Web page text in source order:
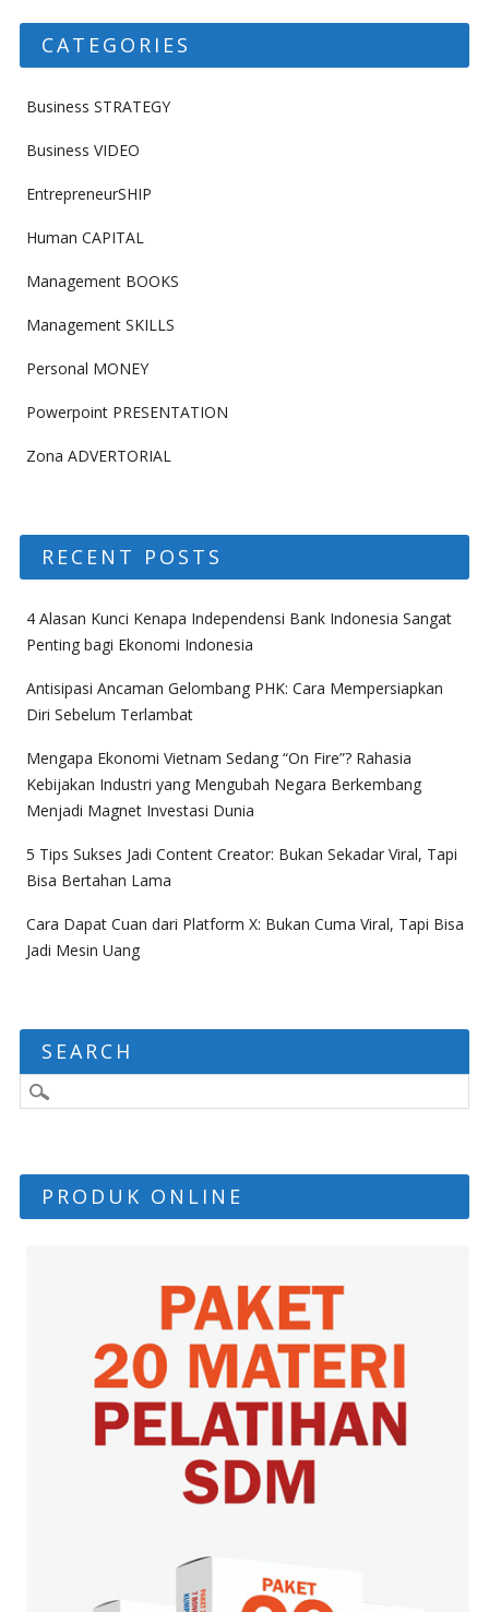
CATEGORIES
Business STRATEGY
Business VIDEO
EntrepreneurSHIP
Human CAPITAL
Management BOOKS
Management SKILLS
Personal MONEY
Powerpoint PRESENTATION
Zona ADVERTORIAL
RECENT POSTS
4 Alasan Kunci Kenapa Independensi Bank Indonesia Sangat
Penting bagi Ekonomi Indonesia
Antisipasi Ancaman Gelombang PHK: Cara Mempersiapkan
Diri Sebelum Terlambat
Mengapa Ekonomi Vietnam Sedang “On Fire”? Rahasia
Kebijakan Industri yang Mengubah Negara Berkembang
Menjadi Magnet Investasi Dunia
5 Tips Sukses Jadi Content Creator: Bukan Sekadar Viral, Tapi
Bisa Bertahan Lama
Cara Dapat Cuan dari Platform X: Bukan Cuma Viral, Tapi Bisa
Jadi Mesin Uang
SEARCH
PRODUK ONLINE